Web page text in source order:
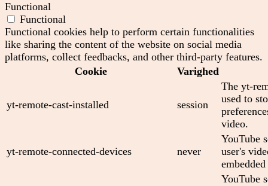
Functional
Functional
Functional cookies help to perform certain functionalities
like sharing the content of the website on social media
platforms, collect feedbacks, and other third-party features.
Cookie
Varighed
yt-remote-cast-installed session
The yt-
used to
video.
yt-remote-connected-devices never
YouTube
user's
YouTube